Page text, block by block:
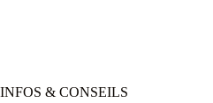
INFOS & CONSEILS